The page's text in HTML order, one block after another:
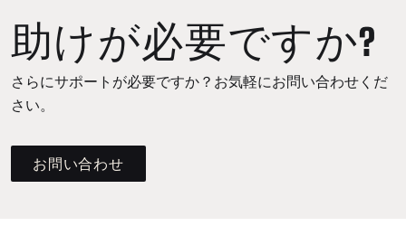
助けが必要ですか?
さらにサポートが必要ですか？お気軽にお問い合わせくだ
さい。
お問い合わせ